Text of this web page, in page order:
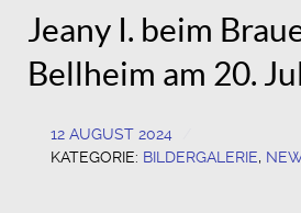
Jeany I. beim
Bellheim am 20.
12 AUGUST 2024
KATEGORIE: BILDERGALERIE,